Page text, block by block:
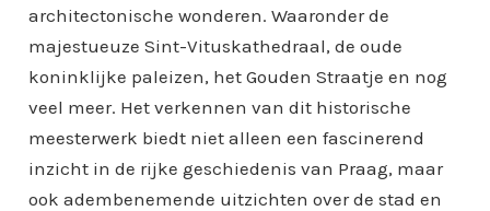
architectonische wonderen. Waaronder de
majestueuze Sint-Vituskathedraal, de oude
koninklijke paleizen, het Gouden Straatje en nog
veel meer. Het verkennen van dit historische
meesterwerk biedt niet alleen een fascinerend
inzicht in de rijke geschiedenis van Praag, maar
ook adembenemende uitzichten over de stad en